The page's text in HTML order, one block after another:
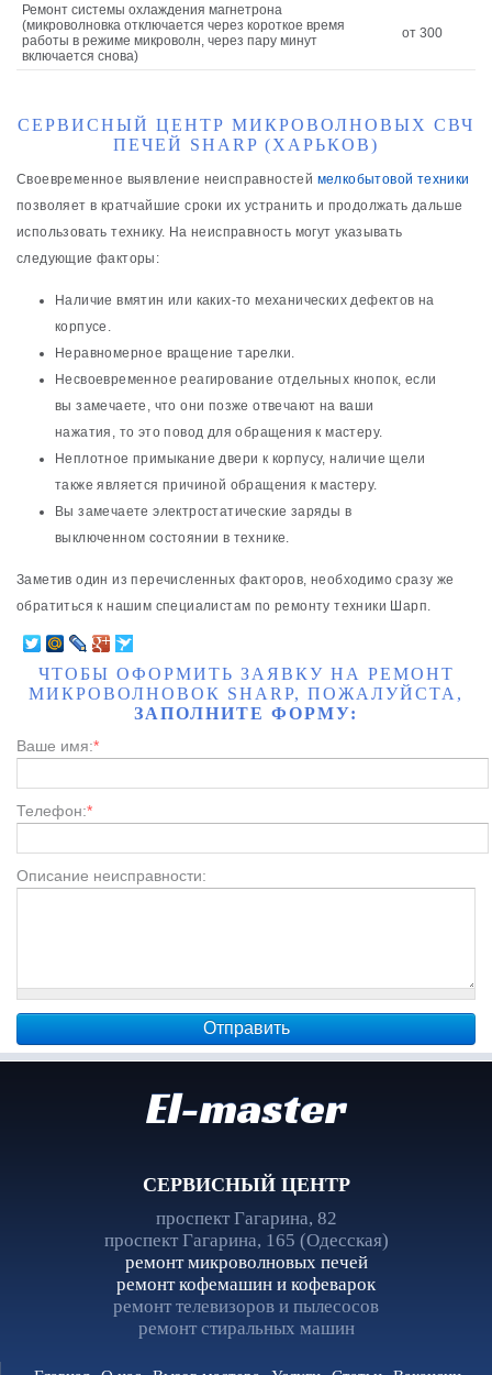
Ремонт системы охлаждения магнетрона
(микроволновка отключается через короткое время
работы в режиме микроволн, через пару минут
включается снова)
от 300
СЕРВИСНЫЙ ЦЕНТР МИКРОВОЛНОВЫХ СВЧ
ПЕЧЕЙ SHARP (ХАРЬКОВ)
Своевременное выявление неисправностей мелкобытовой техники
позволяет в кратчайшие сроки их устранить и продолжать дальше
использовать технику. На неисправность могут указывать
следующие факторы:
Наличие вмятин или каких-то механических дефектов на
корпусе.
Неравномерное вращение тарелки.
Несвоевременное реагирование отдельных кнопок, если
вы замечаете, что они позже отвечают на ваши
нажатия, то это повод для обращения к мастеру.
Неплотное примыкание двери к корпусу, наличие щели
также является причиной обращения к мастеру.
Вы замечаете электростатические заряды в
выключенном состоянии в технике.
Заметив один из перечисленных факторов, необходимо сразу же
обратиться к нашим специалистам по ремонту техники Шарп.
ЧТОБЫ ОФОРМИТЬ ЗАЯВКУ НА РЕМОНТ
МИКРОВОЛНОВОК SHARP, ПОЖАЛУЙСТА,
ЗАПОЛНИТЕ ФОРМУ:
Ваше имя:*
Телефон:*
Описание неисправности:
El-master
СЕРВИСНЫЙ ЦЕНТР
проспект Гагарина, 82
проспект Гагарина, 165 (Одесская)
ремонт микроволновых печей
ремонт кофемашин и кофеварок
ремонт телевизоров и пылесосов
ремонт стиральных машин